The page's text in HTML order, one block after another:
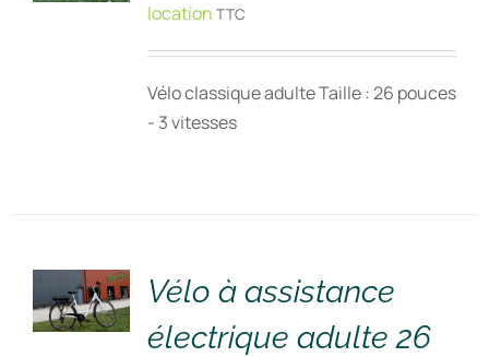
location TTC
Vélo classique adulte Taille : 26 pouces
- 3 vitesses
DÉTAILS
Vélo à assistance
électrique adulte 26